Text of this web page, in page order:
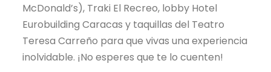
McDonald’s), Traki El Recreo, lobby Hotel
Eurobuilding Caracas y taquillas del Teatro
Teresa Carreño para que vivas una experiencia
inolvidable. ¡No esperes que te lo cuenten!